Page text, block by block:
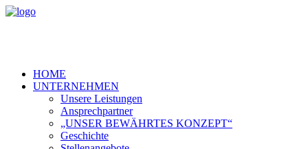
HOME
UNTERNEHMEN
Unsere Leistungen
Ansprechpartner
„UNSER BEWÄHRTES KONZEPT“
Geschichte